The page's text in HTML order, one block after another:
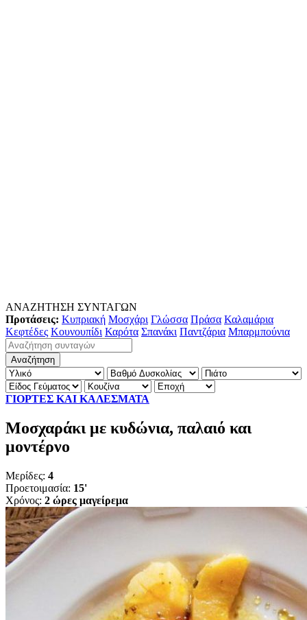
ΑΝΑΖΗΤΗΣΗ ΣΥΝΤΑΓΩΝ
Προτάσεις: Κυπριακή Μοσχάρι Γλώσσα Πράσα Καλαμάρια
Κεφτέδες Κουνουπίδι Καρότα Σπανάκι Παντζάρια Μπαρμπούνια
ΓΙΟΡΤΕΣ ΚΑΙ ΚΑΛΕΣΜΑΤΑ
Μοσχαράκι με κυδώνια, παλαιό και
μοντέρνο
Μερίδες: 4
Προετοιμασία: 15'
Χρόνος: 2 ώρες μαγείρεμα